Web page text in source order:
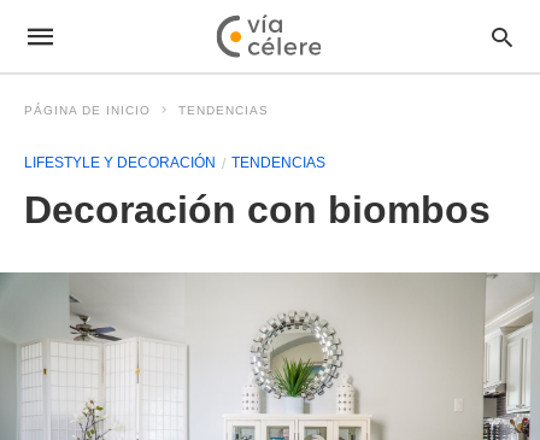
PÁGINA DE INICIO TENDENCIAS
LIFESTYLE Y DECORACIÓN TENDENCIAS
Decoración con biombos